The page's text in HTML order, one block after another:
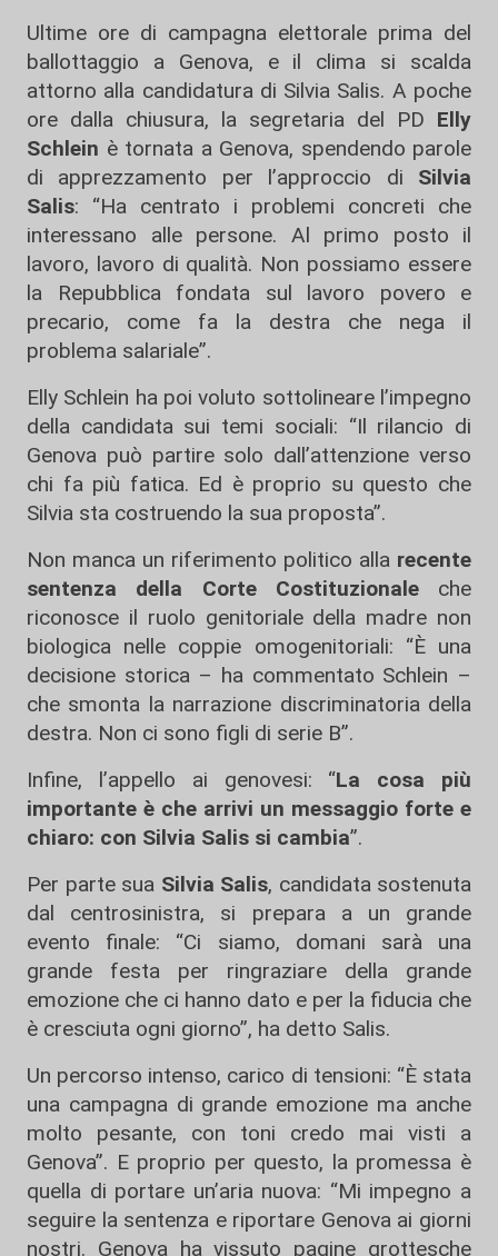
Ultime ore di campagna elettorale prima del
ballottaggio a Genova, e il clima si scalda
attorno alla candidatura di Silvia Salis. A poche
ore dalla chiusura, la segretaria del PD Elly
Schlein è tornata a Genova, spendendo parole
di apprezzamento per l’approccio di Silvia
Salis: “Ha centrato i problemi concreti che
interessano alle persone. Al primo posto il
lavoro, lavoro di qualità. Non possiamo essere
la Repubblica fondata sul lavoro povero e
precario, come fa la destra che nega il
problema salariale”.
Elly Schlein ha poi voluto sottolineare l’impegno
della candidata sui temi sociali: “Il rilancio di
Genova può partire solo dall’attenzione verso
chi fa più fatica. Ed è proprio su questo che
Silvia sta costruendo la sua proposta”.
Non manca un riferimento politico alla recente
sentenza della Corte Costituzionale che
riconosce il ruolo genitoriale della madre non
biologica nelle coppie omogenitoriali: “È una
decisione storica – ha commentato Schlein –
che smonta la narrazione discriminatoria della
destra. Non ci sono figli di serie B”.
Infine, l’appello ai genovesi: “La cosa più
importante è che arrivi un messaggio forte e
chiaro: con Silvia Salis si cambia”.
Per parte sua Silvia Salis, candidata sostenuta
dal centrosinistra, si prepara a un grande
evento finale: “Ci siamo, domani sarà una
grande festa per ringraziare della grande
emozione che ci hanno dato e per la fiducia che
è cresciuta ogni giorno”, ha detto Salis.
Un percorso intenso, carico di tensioni: “È stata
una campagna di grande emozione ma anche
molto pesante, con toni credo mai visti a
Genova”. E proprio per questo, la promessa è
quella di portare un’aria nuova: “Mi impegno a
seguire la sentenza e riportare Genova ai giorni
nostri. Genova ha vissuto pagine grottesche